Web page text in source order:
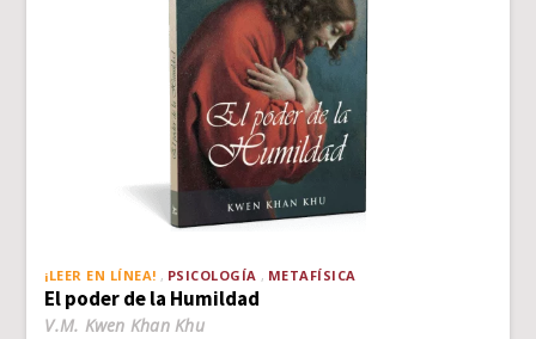
¡LEER EN LÍNEA! PSICOLOGÍA METAFÍSICA
El poder de la Humildad
V.M. Kwen Khan Khu